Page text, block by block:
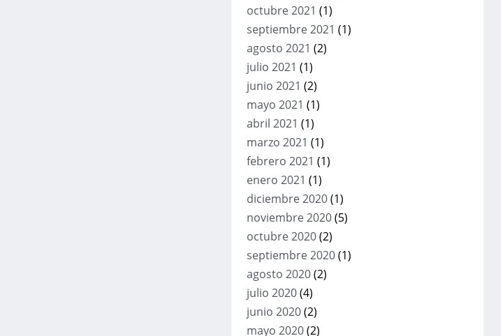
octubre 2021 (1)
septiembre 2021 (1)
agosto 2021 (2)
julio 2021 (1)
junio 2021 (2)
mayo 2021 (1)
abril 2021 (1)
marzo 2021 (1)
febrero 2021 (1)
enero 2021 (1)
diciembre 2020(1)
noviembre 2020(5)
octubre 2020(2)
septiembre 2020(1)
agosto 2020(2)
julio 2020(4)
junio 2020(2)
mayo 2020(2)